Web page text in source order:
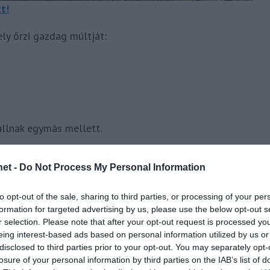
- Do Not Process My Personal Information
opt-out of the sale, sharing to third parties, or processing of your
for targeted advertising by us, please use the below opt-out
selection. Please note that after your opt-out request is processed
interest-based ads based on personal information utilized by us
to third parties prior to your opt-out. You may separately
of your personal information by third parties on the IAB’s list of
őrzi gazdag múltját:
egymás mellett.
félsziget a legjobb kiindulópont a felfedezéshez,
minden épületnek saját története van. A Nagy
rabul ejt, alkudozni kötelező!
között ringani a vízen, fotózni a part mentén
felcsillanó mecsetkupolákat.